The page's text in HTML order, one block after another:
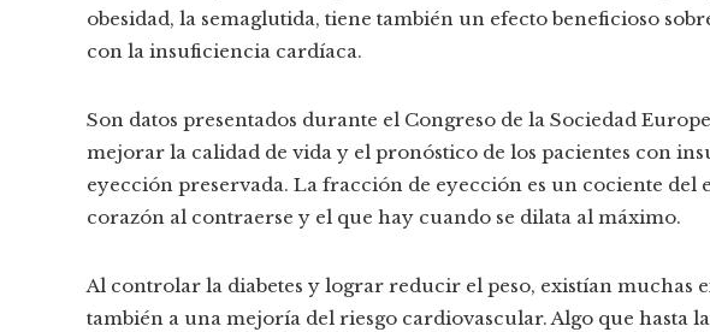
obesidad, la semaglutida, tiene también un efecto beneficioso
con la insuficiencia cardíaca.
Son datos presentados durante el Congreso de la Sociedad
mejorar la calidad de vida y el pronóstico de los pacientes con
eyección preservada. La fracción de eyección es un cociente del
corazón al contraerse y el que hay cuando se dilata al máximo.
Al controlar la diabetes y lograr reducir el peso, existían muchas
también a una mejoría del riesgo cardiovascular. Algo que hasta